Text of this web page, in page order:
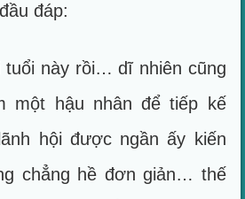
đáp:
tuổi này rồi… dĩ nhiên cũng
một hậu nhân để tiếp kế
hội được ngần ấy kiến
chẳng hề đơn giản… thế